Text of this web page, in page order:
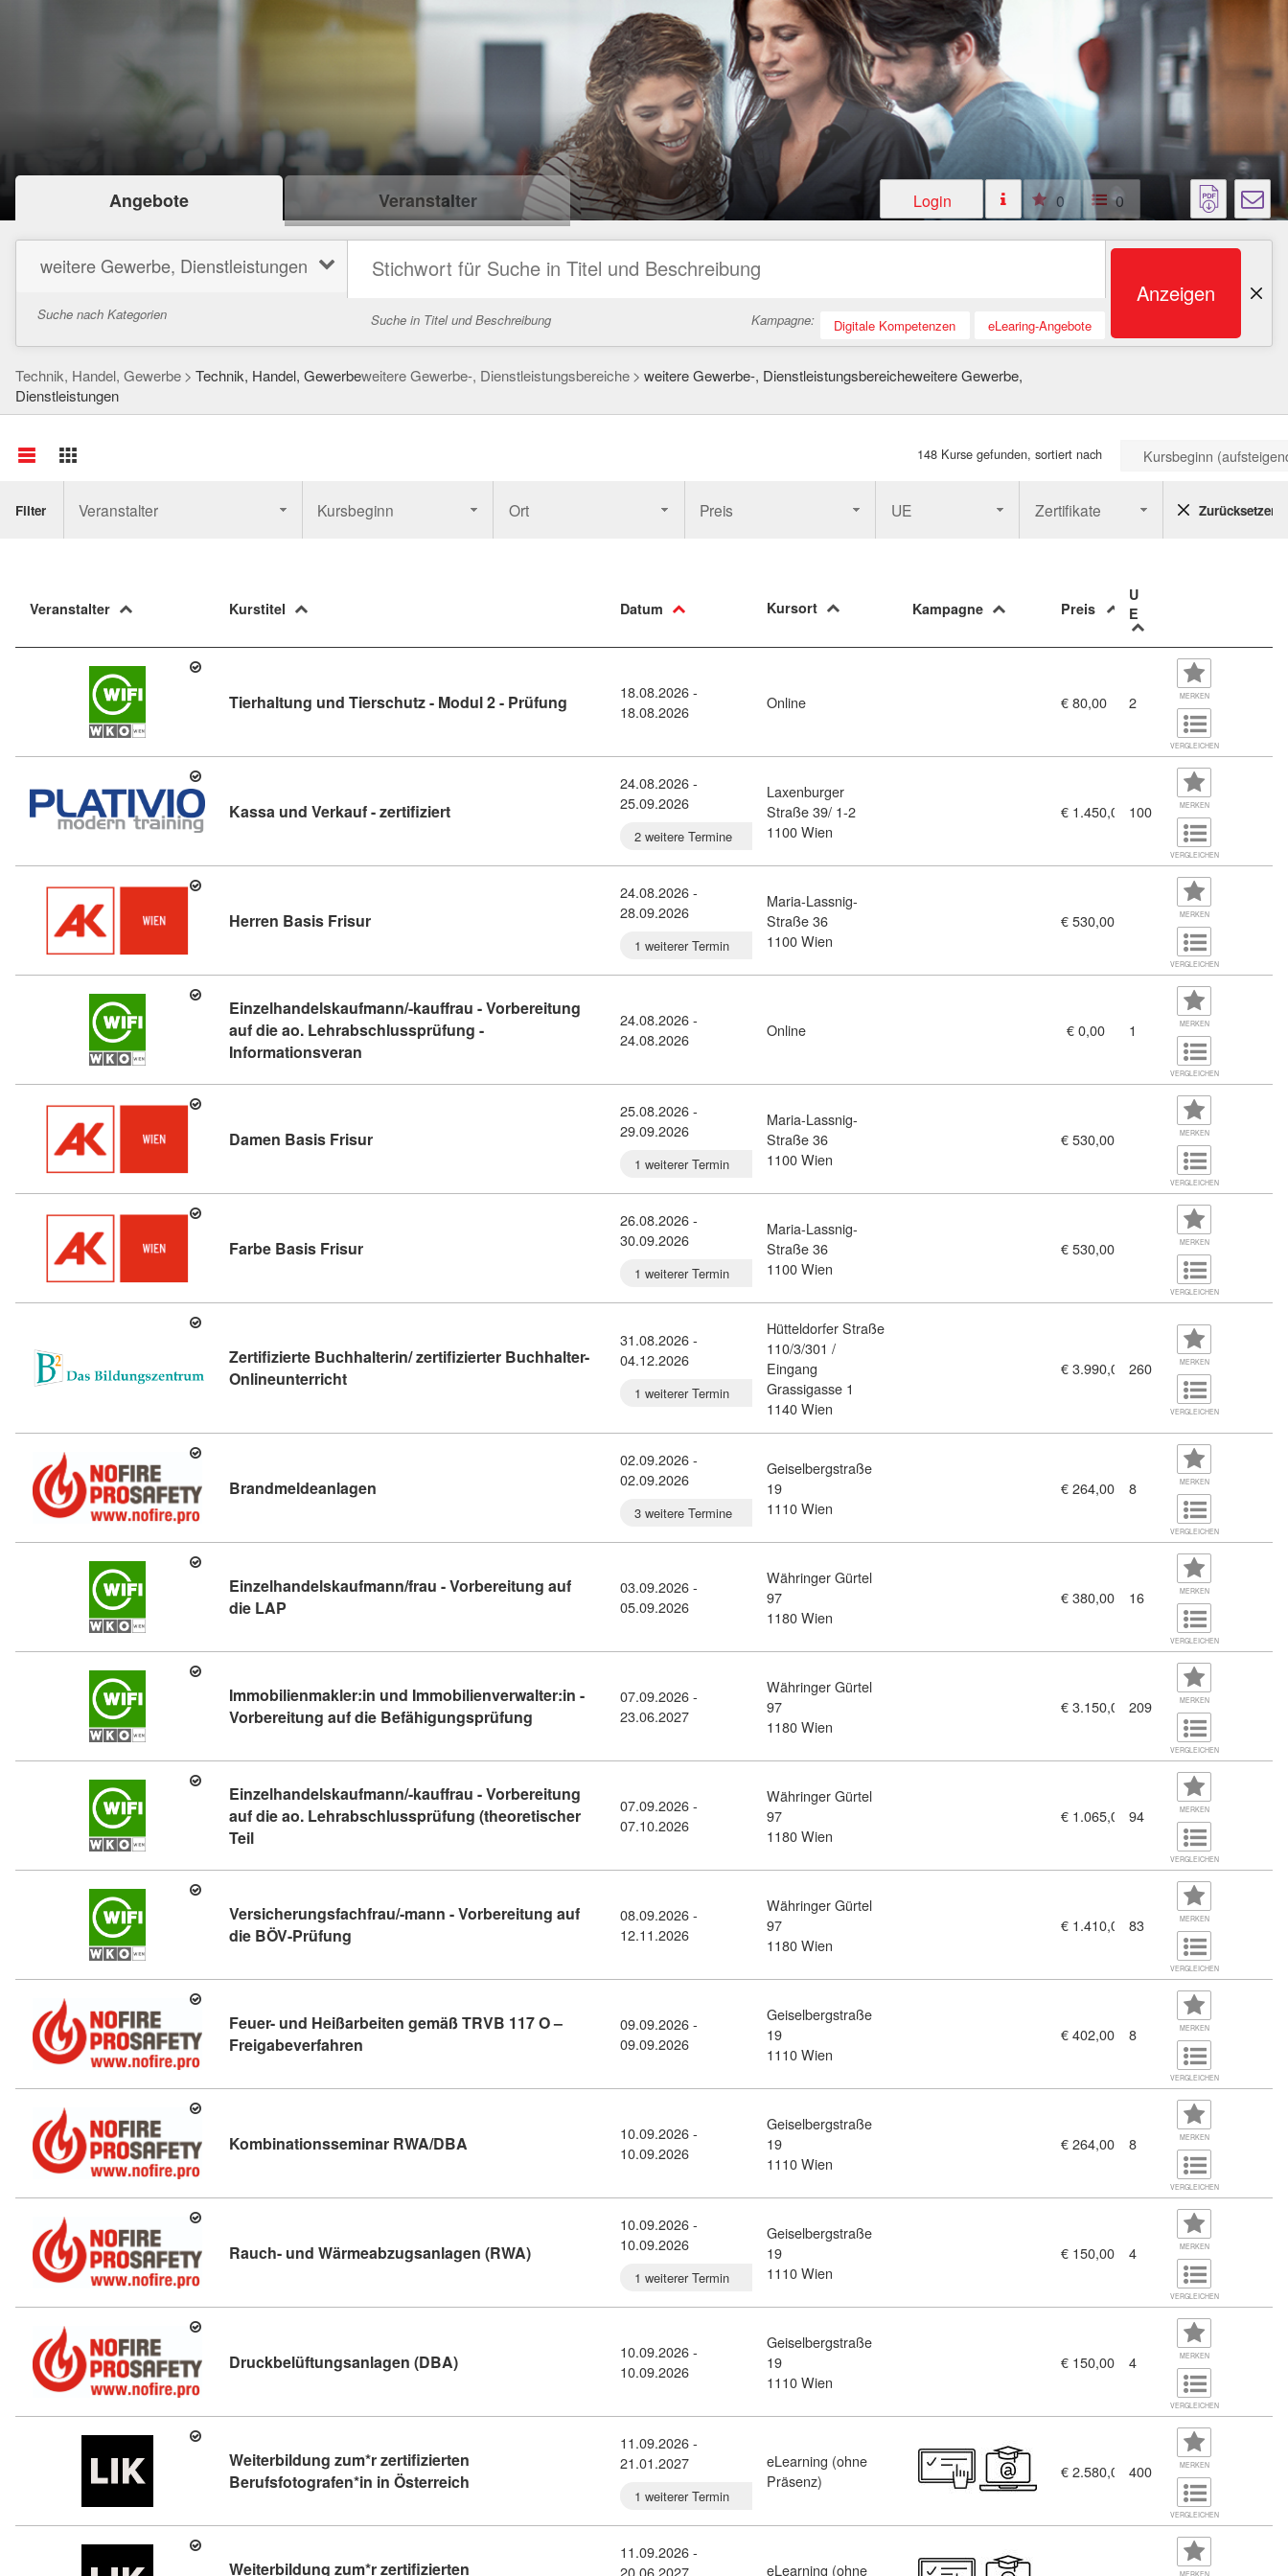
Login 0 0
Angebote Veranstalter
weitere Gewerbe, Dienstleistungen
Suche nach Kategorien Suche in Titel und Beschreibung Kampagne: Digitale Kompetenzen eLearing-Angebote
Anzeigen
Technik, Handel, Gewerbe Technik, Handel, Gewerbeweitere Gewerbe-, Dienstleistungsbereiche
weitere Gewerbe-, Dienstleistungsbereicheweitere Gewerbe,
Dienstleistungen
148 Kurse gefunden, sortiert nach Kursbeginn
Filter Veranstalter Kursbeginn Ort Preis UE Zertifikate Zurücksetzen
Veranstalter Kurstitel Datum Kursort Kampagne Preis
U
E
Tierhaltung und Tierschutz - Modul 2 - Prüfung Kursdetail: Tierhaltung und Tierschutz - Modul 2 - Prüfung (11381677)
18.08.2026 -
18.08.2026
Online € 80,00 2 MERKEN
VERGLEICHEN
Kassa und Verkauf - zertifiziertKursdetail: Kassa und Verkauf - zertifiziert (1175033)
24.08.2026 -
25.09.2026
2 weitere Termine
Laxenburger
Straße 39/ 1-2
1100 Wien
€ 1.450,00 100 MERKEN
VERGLEICHEN
Herren Basis FrisurKursdetail: Herren Basis Frisur (8260710)
24.08.2026 -
28.09.2026
1 weiterer Termin
Maria-Lassnig-
Straße 36
1100 Wien
€ 530,00 MERKEN
VERGLEICHEN
Einzelhandelskaufmann/-kauffrau - Vorbereitung
auf die ao. Lehrabschlussprüfung -
Informationsveran Kursdetail: Einzelhandelskaufmann/-kauffrau - Vorbereitung auf die ao. Lehrabschlussprüfung - Informationsveran (11379628)
24.08.2026 -
24.08.2026
Online € 0,00 1 MERKEN
VERGLEICHEN
Damen Basis FrisurKursdetail: Damen Basis Frisur (8260711)
25.08.2026 -
29.09.2026
1 weiterer Termin
Maria-Lassnig-
Straße 36
1100 Wien
€ 530,00 MERKEN
VERGLEICHEN
Farbe Basis FrisurKursdetail: Farbe Basis Frisur (8260712)
26.08.2026 -
30.09.2026
1 weiterer Termin
Maria-Lassnig-
Straße 36
1100 Wien
€ 530,00 MERKEN
VERGLEICHEN
Zertifizierte Buchhalterin/ zertifizierter Buchhalter-
OnlineunterrichtKursdetail: Zertifizierte Buchhalterin/ zertifizierter Buchhalter- Onlineunterricht (9299919)
31.08.2026 -
04.12.2026
1 weiterer Termin
Hütteldorfer Straße
110/3/301 /
Eingang
Grassigasse 1
1140 Wien
€ 3.990,00 260 MERKEN
VERGLEICHEN
Brandmeldeanlagen Kursdetail: Brandmeldeanlagen (11190907)
02.09.2026 -
02.09.2026
3 weitere Termine
Geiselbergstraße
19
1110 Wien
€ 264,00 8 MERKEN
VERGLEICHEN
Einzelhandelskaufmann/frau - Vorbereitung auf
die LAP Kursdetail: Einzelhandelskaufmann/frau - Vorbereitung auf die LAP (11379300)
03.09.2026 -
05.09.2026
Währinger Gürtel
97
1180 Wien
€ 380,00 16 MERKEN
VERGLEICHEN
Immobilienmakler:in und Immobilienverwalter:in -
Vorbereitung auf die Befähigungsprüfung Kursdetail: Immobilienmakler:in und Immobilienverwalter:in - Vorbereitung auf die Befähigungsprüfung
07.09.2026 -
23.06.2027
Währinger Gürtel
97
1180 Wien
€ 3.150,00 209 MERKEN
VERGLEICHEN
Einzelhandelskaufmann/-kauffrau - Vorbereitung
auf die ao. Lehrabschlussprüfung (theoretischer
TeilKursdetail: Einzelhandelskaufmann/-kauffrau - Vorbereitung auf die ao. Lehrabschlussprüfung (theoretischer Teil (11380716)
07.09.2026 -
07.10.2026
Währinger Gürtel
97
1180 Wien
€ 1.065,00 94 MERKEN
VERGLEICHEN
Versicherungsfachfrau/-mann - Vorbereitung auf
die BÖV-Prüfung Kursdetail: Versicherungsfachfrau/-mann - Vorbereitung auf die BÖV-Prüfung (11379613)
08.09.2026 -
12.11.2026
Währinger Gürtel
97
1180 Wien
€ 1.410,00 83 MERKEN
VERGLEICHEN
Feuer- und Heißarbeiten gemäß TRVB 117 O –
Freigabeverfahren Kursdetail: Feuer- und Heißarbeiten gemäß TRVB 117 O – Freigabeverfahren (11187895)
09.09.2026 -
09.09.2026
Geiselbergstraße
19
1110 Wien
€ 402,00 8 MERKEN
VERGLEICHEN
Kombinationsseminar RWA/DBA Kursdetail: Kombinationsseminar RWA/DBA (11191013)
10.09.2026 -
10.09.2026
Geiselbergstraße
19
1110 Wien
€ 264,00 8 MERKEN
VERGLEICHEN
Rauch- und Wärmeabzugsanlagen (RWA)Kursdetail: Rauch- und Wärmeabzugsanlagen (RWA) (11190993)
10.09.2026 -
10.09.2026
1 weiterer Termin
Geiselbergstraße
19
1110 Wien
€ 150,00 4 MERKEN
VERGLEICHEN
Druckbelüftungsanlagen (DBA)Kursdetail: Druckbelüftungsanlagen (DBA) (11190969)
10.09.2026 -
10.09.2026
Geiselbergstraße
19
1110 Wien
€ 150,00 4 MERKEN
VERGLEICHEN
Weiterbildung zum*r zertifizierten
Berufsfotografen*in in Österreich Kursdetail: Weiterbildung zum*r zertifizierten Berufsfotografen*in in Österreich (8754023)
11.09.2026 -
21.01.2027
1 weiterer Termin
eLearning (ohne
Präsenz)
€ 2.580,00 400 MERKEN
VERGLEICHEN
Weiterbildung zum*r zertifizierten
11.09.2026 -
20.06.2027
eLearning (ohne MERKEN